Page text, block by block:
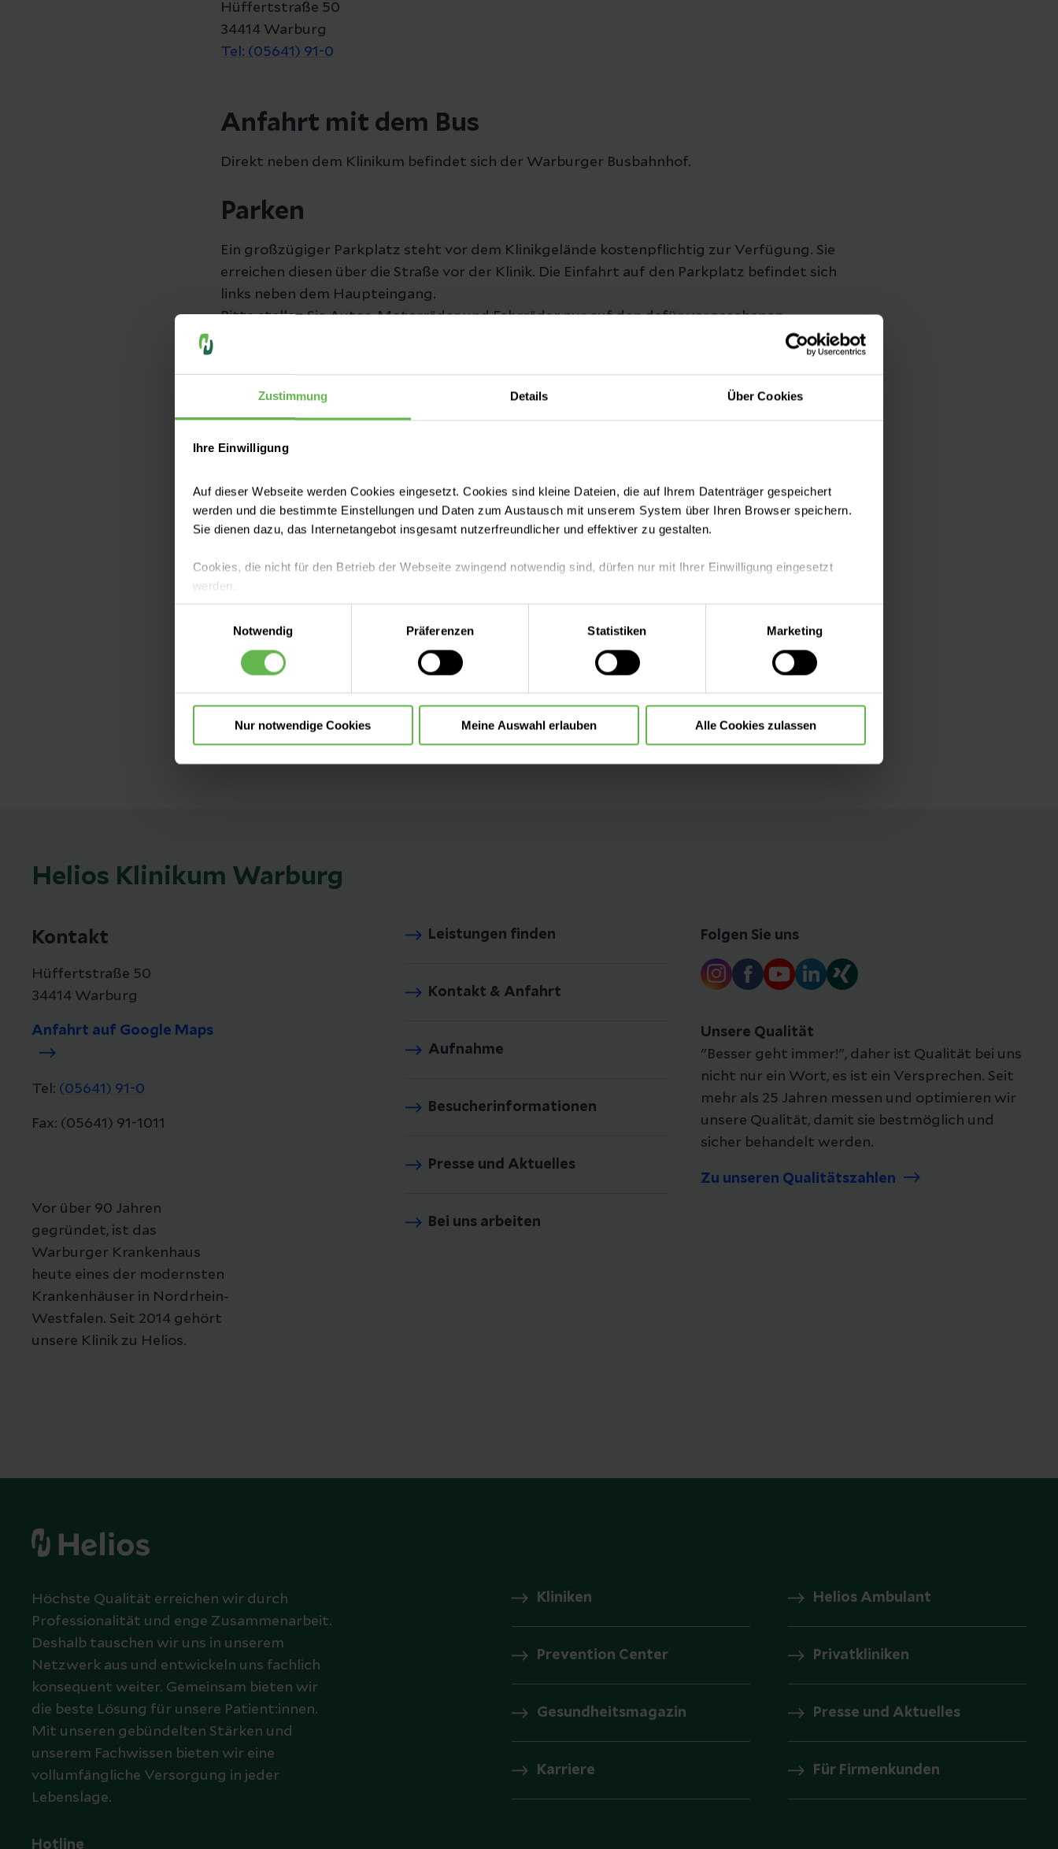
Zustimmung Details Über Cookies
Ihre Einwilligung
Auf dieser Webseite werden Cookies eingesetzt. Cookies sind kleine Dateien, die auf Ihrem Datenträger gespeichert
werden und die bestimmte Einstellungen und Daten zum Austausch mit unserem System über Ihren Browser speichern.
Sie dienen dazu, das Internetangebot insgesamt nutzerfreundlicher und effektiver zu gestalten.
Cookies, die nicht für den Betrieb der Webseite zwingend notwendig sind, dürfen nur mit Ihrer Einwilligung eingesetzt
werden.
Es steht Ihnen frei, unsere Seite mit nur den notwendigen Cookies zu benutzen, eine individuelle Auswahl hinsichtlich der
einzuwilligen. Ihre Auswahlentscheidung können Sie jederzeit ändern oder widerrufen.
Notwendig
Präferenzen Statistiken Marketing
Nur notwendige Cookies Meine Auswahl erlauben Alle Cookies zulassen
Hüffertstraße 50
34414 Warburg
Tel: (05641) 91-0
Anfahrt mit dem Bus
Direkt neben dem Klinikum befindet sich der Warburger Busbahnhof.
Parken
Ein großzügiger Parkplatz steht vor dem Klinikgelände kostenpflichtig zur Verfügung. Sie
erreichen diesen über die Straße vor der Klinik. Die Einfahrt auf den Parkplatz befindet sich
links neben dem Haupteingang.
Bitte stellen Sie Autos, Motorräder und Fahrräder nur auf den dafür vorgesehenen
Flächen ab. Auf Gehwegen und in Gebäuden ist Fahrradfahren und -abstellen untersagt.
Straßenverkehrsordnung.
Bitte beachten Sie
Fahrzeuge, die auf nicht ausgewiesenen Parkflächen abgestellt wurden, werden
Taxi
Sofern Sie ein Taxi benötigen, wenden Sie sich gern an unser Personal an der Information.
Helios Klinikum Warburg
Kontakt
Hüffertstraße 50
34414 Warburg
Anfahrt auf Google Maps
Tel: (05641) 91-0
Fax: (05641) 91-1011
Vor über 90 Jahren
gegründet, ist das
Warburger Krankenhaus
heute eines der modernsten
Krankenhäuser in Nordrhein-
Westfalen. Seit 2014 gehört
unsere Klinik zu Helios.
Leistungen finden
Kontakt & Anfahrt
Aufnahme
Besucherinformationen
Presse und Aktuelles
Bei uns arbeiten
Folgen Sie uns
Unsere Qualität
"Besser geht immer!", daher ist Qualität bei uns
nicht nur ein Wort, es ist ein Versprechen. Seit
mehr als 25 Jahren messen und optimieren wir
unsere Qualität, damit sie bestmöglich und
sicher behandelt werden.
Zu unseren Qualitätszahlen
Höchste Qualität erreichen wir durch
Professionalität und enge Zusammenarbeit.
Deshalb tauschen wir uns in unserem
Netzwerk aus und entwickeln uns fachlich
konsequent weiter. Gemeinsam bieten wir
die beste Lösung für unsere Patient:innen.
Mit unseren gebündelten Stärken und
unserem Fachwissen bieten wir eine
vollumfängliche Versorgung in jeder
Lebenslage.
Hotline
Kliniken Helios Ambulant
Prevention Center Privatkliniken
Gesundheitsmagazin Presse und Aktuelles
Karriere Für Firmenkunden